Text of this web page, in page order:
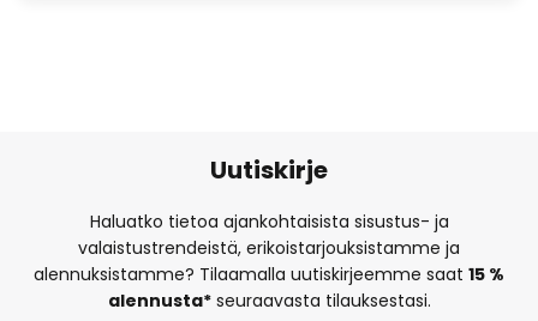
Uutiskirje
Haluatko tietoa ajankohtaisista sisustus- ja
valaistustrendeistä, erikoistarjouksistamme ja
alennuksistamme? Tilaamalla uutiskirjeemme saat 15 %
alennusta*seuraavasta tilauksestasi.